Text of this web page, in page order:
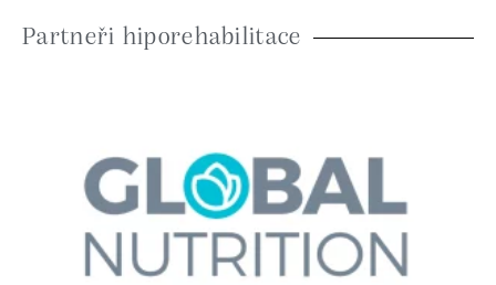
Partneři hiporehabilitace